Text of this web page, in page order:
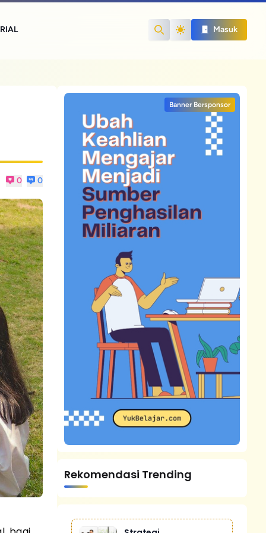
Search
Masuk
0 0
Banner Bersponsor
Rekomendasi Trending